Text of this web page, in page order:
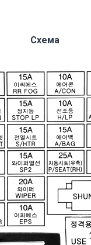
Схема